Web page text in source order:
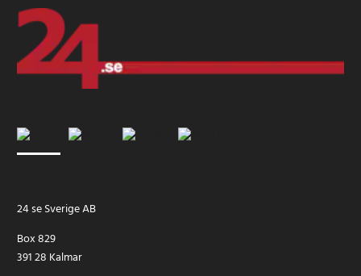
24 se Sverige AB
Box 829
391 28 Kalmar